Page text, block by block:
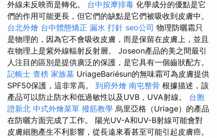
外線未反映而是轉化。 台中按摩排毒 化學成分的優點是它
們的作用可能更長，但它們的缺點是它們被吸收到皮膚中。
台北外燴 台中體態矯正 漏水 打針 seo公司 物理防曬霜只
是物理的，因為它不會吸收皮膚，而是保留在皮膚上，並且
在物理上是紫外線輻射反射層。 Joseon產品的美之間最引
人注目的區別是提供廣泛的保護，是它具有一個齒狀配方。
記帳士 查榜 家族墓 UriageBariésun的無味霜可為皮膚提供
SPF50保護，這非常高。 到府外燴 南屯整骨 根據描述，該
產品可以防止防水和低過敏性以及UVB，UVA射線。 台胞
證新北 中式外燴菜單 撥筋教學 烏里亞格（Uriage）的產品
在防曬方面完成了工作。 陽光UV-A和UV-B射線可能會對
皮膚細胞產生不利影響，從長遠來看甚至可能引起皮膚癌。